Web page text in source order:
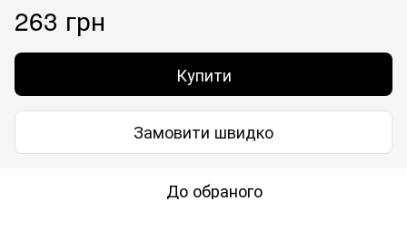
263 грн
Купити
Замовити швидко
До обраного